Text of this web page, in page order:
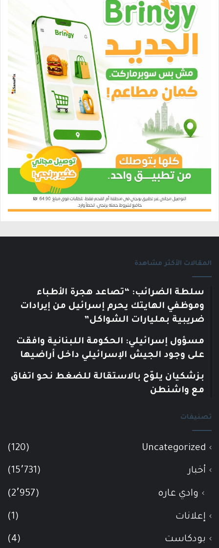
المقالات الأكثر مشاهدة
سلطة الضرائب: “تصاعد هجرة الأطباء
وموظفي الهايتك يحرم إسرائيل من إيرادات
ضريبية بمليارات الشواكل”
مسؤول إسرائيلي: الحكومة اللبنانية وافقت
على وجود الجيش الإسرائيلي داخل أراضيها
بزشكيان يلوّح بالاستقالة للضغط نحو اتفاق
مع واشنطن
تصنيفات
Uncategorized
(120)
أخبار (15٬731)
وادي عاره (2٬957)
إعلانات (1)
بودكاست (4)